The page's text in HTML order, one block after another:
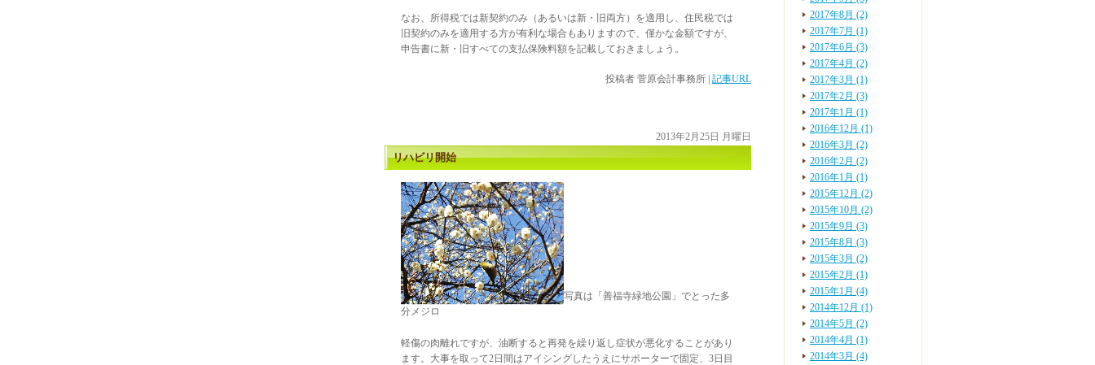
なお、所得税では新契約のみ（あるいは新・旧両方）を適用し、住民税では
旧契約のみを適用する方が有利な場合もありますので、僅かな金額ですが、
申告書に新・旧すべての支払保険料額を記載しておきましょう。
投稿者 菅原会計事務所 記事URL
2013年2月25日 月曜日
リハビリ開始
写真は「善福寺緑地公園」でとった多
分メジロ
軽傷の肉離れですが、油断すると再発を繰り返し症状が悪化することがあり
ます。大事を取って2日間はアイシングしたうえにサポーターで固定、3日目
2017年8月 (2)
2017年7月 (1)
2017年6月 (3)
2017年4月 (2)
2017年3月 (1)
2017年2月 (3)
2017年1月 (1)
2016年12月 (1)
2016年3月 (2)
2016年2月 (2)
2016年1月 (1)
2015年12月 (2)
2015年10月 (2)
2015年9月 (3)
2015年8月 (3)
2015年3月 (2)
2015年2月 (1)
2015年1月 (4)
2014年12月 (1)
2014年5月 (2)
2014年4月 (1)
2014年3月 (4)